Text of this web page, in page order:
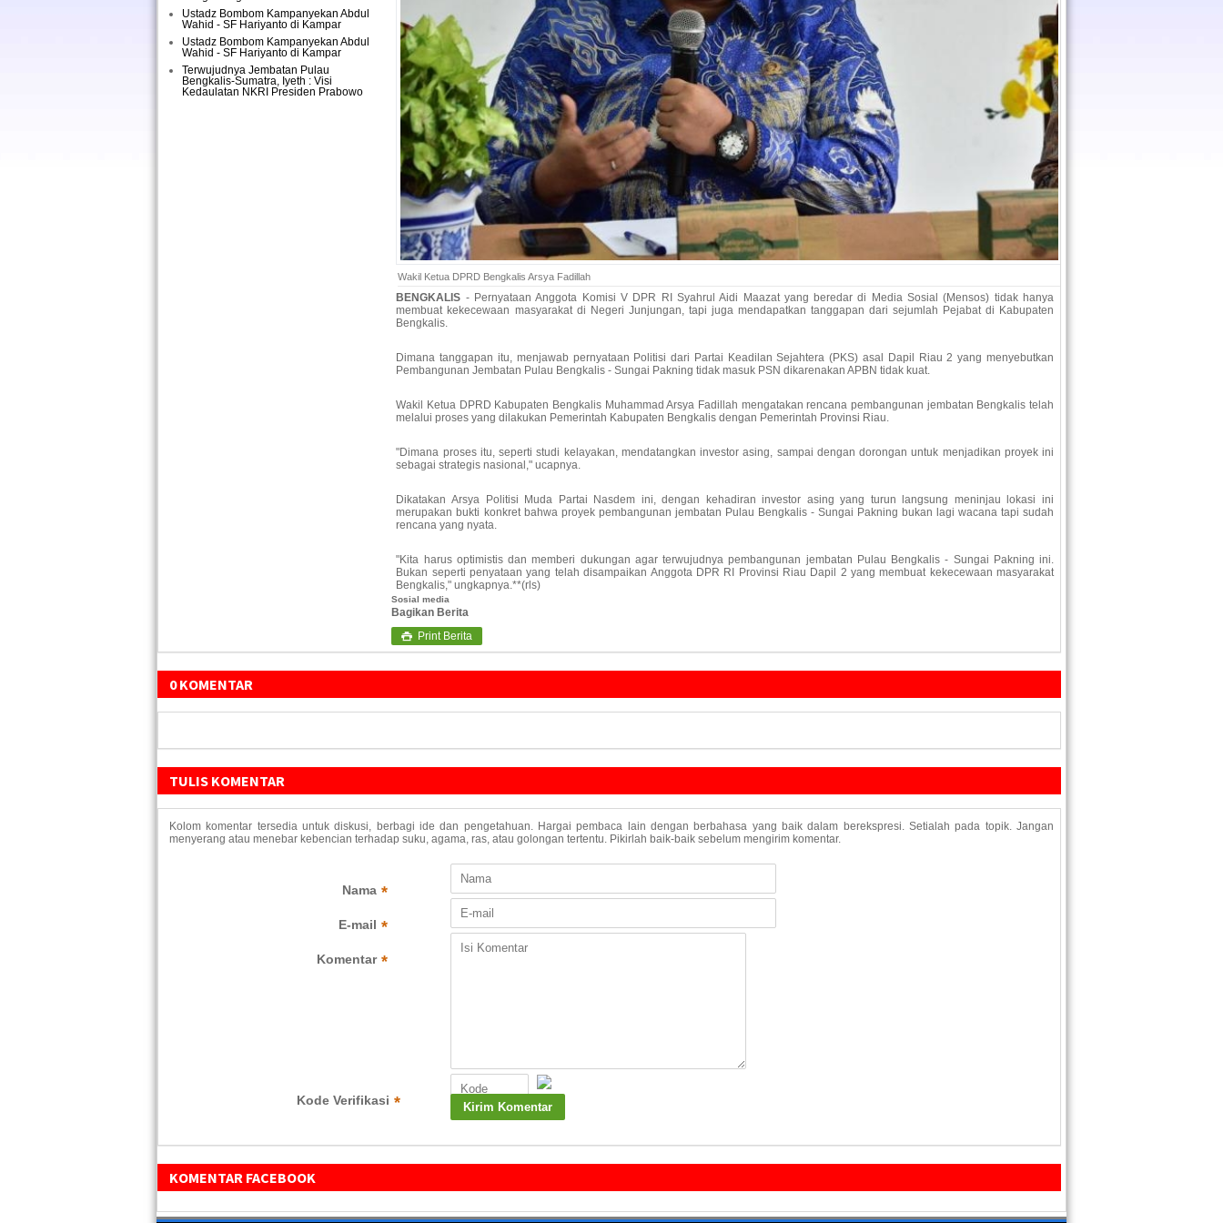
Ustadz Bombom Kampanyekan Abdul
Wahid - SF Hariyanto di Kampar
Ustadz Bombom Kampanyekan Abdul
Wahid - SF Hariyanto di Kampar
Terwujudnya Jembatan Pulau
Bengkalis-Sumatra, Iyeth : Visi
Kedaulatan NKRI Presiden Prabowo
Wakil Ketua DPRD Bengkalis Arsya Fadillah
BENGKALIS - Pernyataan Anggota Komisi V DPR RI Syahrul Aidi Maazat yang beredar di Media Sosial (Mensos) tidak hanya
membuat kekecewaan masyarakat di Negeri Junjungan, tapi juga mendapatkan tanggapan dari sejumlah Pejabat di Kabupaten
Bengkalis.
Dimana tanggapan itu, menjawab pernyataan Politisi dari Partai Keadilan Sejahtera (PKS) asal Dapil Riau 2 yang menyebutkan
Pembangunan Jembatan Pulau Bengkalis - Sungai Pakning tidak masuk PSN dikarenakan APBN tidak kuat.
Wakil Ketua DPRD Kabupaten Bengkalis Muhammad Arsya Fadillah mengatakan rencana pembangunan jembatan Bengkalis telah
melalui proses yang dilakukan Pemerintah Kabupaten Bengkalis dengan Pemerintah Provinsi Riau.
"Dimana proses itu, seperti studi kelayakan, mendatangkan investor asing, sampai dengan dorongan untuk menjadikan proyek ini
sebagai strategis nasional," ucapnya.
Dikatakan Arsya Politisi Muda Partai Nasdem ini, dengan kehadiran investor asing yang turun langsung meninjau lokasi ini
merupakan bukti konkret bahwa proyek pembangunan jembatan Pulau Bengkalis - Sungai Pakning bukan lagi wacana tapi sudah
rencana yang nyata.
"Kita harus optimistis dan memberi dukungan agar terwujudnya pembangunan jembatan Pulau Bengkalis - Sungai Pakning ini.
Bukan seperti penyataan yang telah disampaikan Anggota DPR RI Provinsi Riau Dapil 2 yang membuat kekecewaan masyarakat
Bengkalis," ungkapnya.**(rls)
Sosial media
Bagikan Berita
 Print Berita
0 KOMENTAR
TULIS KOMENTAR
Kolom komentar tersedia untuk diskusi, berbagi ide dan pengetahuan. Hargai pembaca lain dengan berbahasa yang baik dalam berekspresi. Setialah pada topik. Jangan
menyerang atau menebar kebencian terhadap suku, agama, ras, atau golongan tertentu. Pikirlah baik-baik sebelum mengirim komentar.
Nama *
E-mail *
Komentar *
Kode Verifikasi *
KOMENTAR FACEBOOK